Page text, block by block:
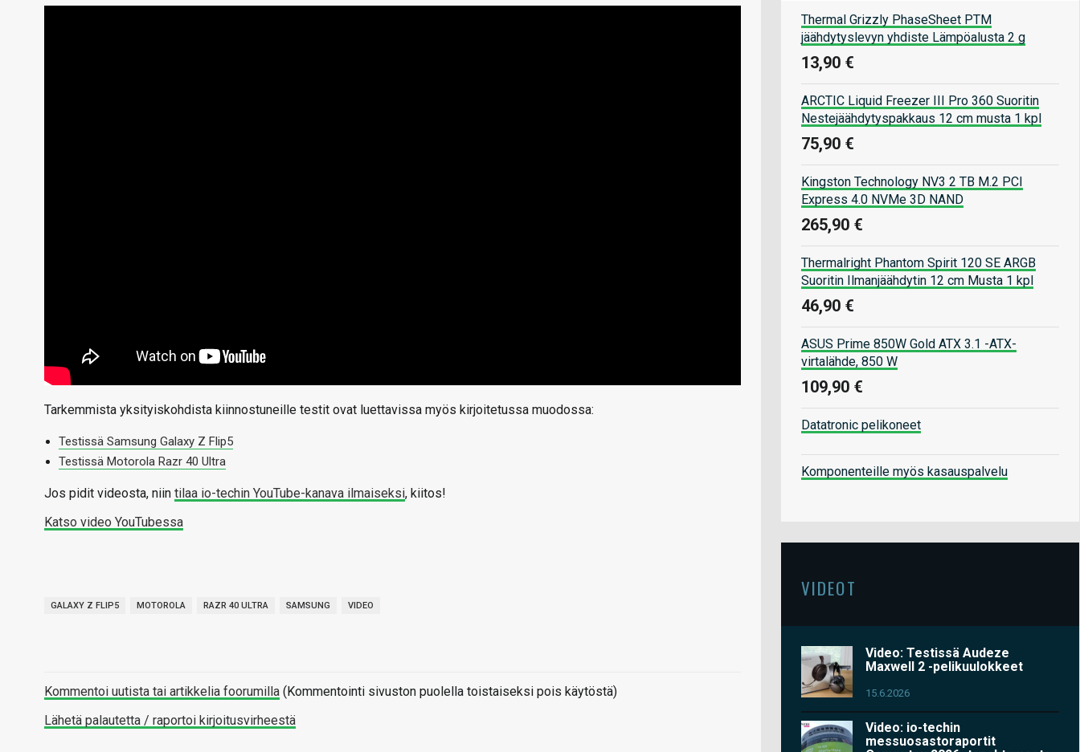
Tarkemmista yksityiskohdista kiinnostuneille testit ovat luettavissa myös kirjoitetussa muodossa:
Testissä Samsung Galaxy Z Flip5
Testissä Motorola Razr 40 Ultra
Jos pidit videosta, niin tilaa io-techin YouTube-kanava ilmaiseksi, kiitos!
Katso video YouTubessa
GALAXY Z FLIP5 MOTOROLA RAZR 40 ULTRA SAMSUNG VIDEO
Kommentoi uutista tai artikkelia foorumilla (Kommentointi sivuston puolella toistaiseksi pois käytöstä)
Lähetä palautetta / raportoi kirjoitusvirheestä
Thermal Grizzly PhaseSheet PTM
jäähdytyslevyn yhdiste Lämpöalusta 2 g
13,90 €
ARCTIC Liquid Freezer III Pro 360 Suoritin
Nestejäähdytyspakkaus 12 cm musta 1 kpl
75,90 €
Kingston Technology NV3 2 TB M.2 PCI
Express 4.0 NVMe 3D NAND
265,90 €
Thermalright Phantom Spirit 120 SE ARGB
Suoritin Ilmanjäähdytin 12 cm Musta 1 kpl
46,90 €
ASUS Prime 850W Gold ATX 3.1 -ATX-
virtalähde, 850 W
109,90 €
Datatronic pelikoneet
Komponenteille myös kasauspalvelu
VIDEOT
Video: Testissä Audeze
Maxwell 2 -pelikuulokkeet
15.6.2026
Video: io-techin
messuosastoraportit